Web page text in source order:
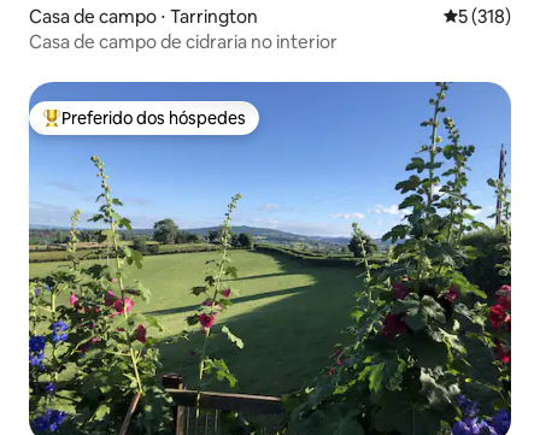
Casa de campo ⋅ Tarrington 5 de uma
5 (318)
Casa de campo de cidraria no interior
Entre os melhores preferidos dos hóspedes
Preferido dos hóspedes